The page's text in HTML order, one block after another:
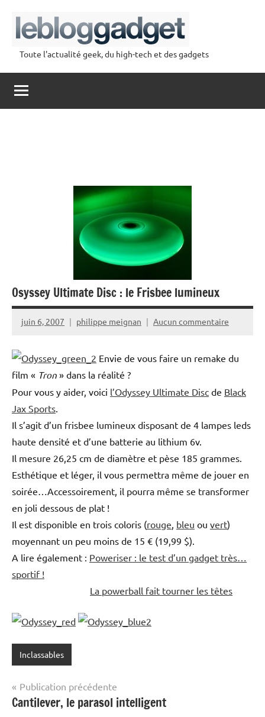
contenu
lebloggadget
Toute l'actualité geek, du high-tech et des gadgets
Osyssey Ultimate Disc : le Frisbee lumineux
juin 6, 2007 philippe meignan Aucun commentaire
Envie de vous faire un remake du
film « Tron » dans la réalité ?
Pour vous y aider, voici l’Odyssey Ultimate Disc de Black
Jax Sports
Il s’agit d’un frisbee lumineux disposant de 4 lampes leds
haute densité et d’une batterie au lithium 6v.
Il mesure 26,25 cm de diamètre et pèse 185 grammes.
Esthétique et léger, il vous permettra même de jouer en
soirée…Accessoirement, il pourra même se transformer
en joli dessous de plat !
Il est disponible en trois coloris (rouge bleu ou vert)
moyennant un peu moins de 15 € (19,99 $).
A lire également : Poweriser : le test d’un gadget très…
sportif !
La powerball fait tourner les têtes
Inclassables
Navigation
de
Publication précédente
Cantilever, le parasol intelligent